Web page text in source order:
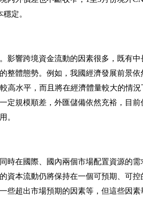
定。
影響跨境資金流動的因素很多，既有
整體態勢。例如，我國經濟發展前景依
高水平，而且將在經濟體量較大的情
定規模順差，外匯儲備依然充裕，目
。
時在國際、國內兩個市場配置資源的
資本流動仍將保持在一個可預期、可
些超出市場預期的因素等，但這些因